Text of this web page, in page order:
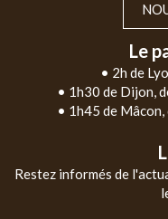
Le
• 2h de
• 1h30 de Dijon,
• 1h45 de
Restez informés de